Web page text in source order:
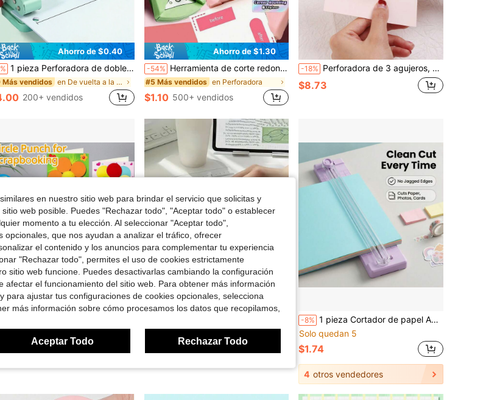
Ahorro de $0.40
1 pieza Perforadora de doble agujero de unicolor, perforadora manual portátil, adecuada para suministros de encuadernación de oficina, diario escolar, Scrapbook y artículos de papelería
Más vendidos en De vuelta a la escuela Perforadora de papel
200+ vendidos
Ahorro de $1.30
-54% Herramienta de corte redondeada y biselada DIY de 4 mm para esquinas, cortadora de papel, papel fotográfico y cartulina con ángulo recto y punta de arco, útiles escolares
#5 Más vendidos en Perforadora
$1.10 500+ vendidos
-18% Perforadora de 3 agujeros, adecuada para tamaños A5, A6, A7, capacidad de 8 páginas, aplicable para planificadores diarios, álbumes de recortes, perforadora de agujeros ajustable
$8.73
90+ vendidos
-8% 1 pieza Cortador de papel A4 multifuncional de doble dirección, recortadora de papel manual portátil con regla, perfecto para uso en oficina, escuela y estudio
Solo quedan 5
$1.74
4 otros vendedores
en nuestro sitio web para brindar el servicio que solicitas y
web posible. Puedes "Rechazar todo", "Aceptar todo" o establecer
momento a tu elección. Al seleccionar "Aceptar todo",
opcionales, que nos ayudan a analizar el tráfico, ofrecer
el contenido y los anuncios para complementar tu experiencia
"Rechazar todo", permites el uso de cookies estrictamente
sitio web funcione. Puedes desactivarlas cambiando la configuración
afectar el funcionamiento del sitio web. Para obtener más información
para ajustar tus configuraciones de cookies opcionales, selecciona
más información sobre cómo procesamos los datos que recopilamos,
Aceptar Todo Rechazar Todo